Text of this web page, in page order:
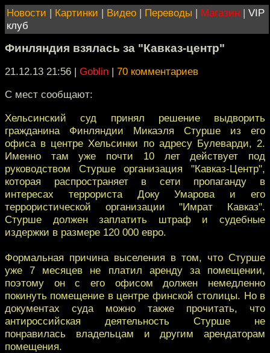
Новости | Картинки | Видео | Переводы | Магазин | VIP
клуб
Финляндия взялась за "Кавказ-центр"
21.12.13 21:56 | Goblin | 70 комментариев
C мест сообщают:
Хельсинский суд принял решение выдворить
гражданина Финляндии Микаэля Стурше из его
офиса в центре Хельсинки по адресу Булеварди, 2.
Именно там уже почти 10 лет действует под
руководством Стурше организация "Кавказ-Центр",
которая распространяет в сети пропаганду в
интересах террориста Доку Умарова и его
террористической организации "Имрат Кавказ".
Стурше должен заплатить штраф и судебные
издержки в размере 120 000 евро.
Формальная причина выселения в том, что Стурше
уже 7 месяцев не платил аренду за помещении,
поэтому он с его офисом должен немедленно
покинуть помещение в центре финской столицы. Но в
документах суда можно также прочитать, что
антироссийская деятельность Стурше нe
понравилась владельцам и другим арендаторам
помещения. ​​